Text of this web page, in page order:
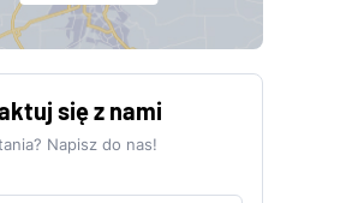
się z nami
Napisz do nas!